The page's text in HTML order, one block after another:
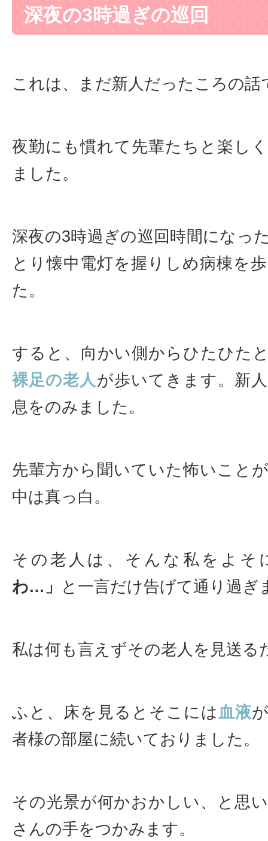
深夜の3時過ぎの巡回
これは、まだ新人だったころの話
夜勤にも慣れて先輩たちと楽し
ました。
深夜の3時過ぎの巡回時間になっ
とり懐中電灯を握りしめ病棟を
た。
すると、向かい側からひたひた
裸足の老人が歩いてきます。新
息をのみました。
先輩方から聞いていた怖いこと
中は真っ白。
その老人は、そんな私をよそ
わ…」
と一言だけ告げて通り過ぎ
私は何も言えずその老人を見送る
ふと、床を見るとそこには血液
者様の部屋に続いておりました。
その光景が何かおかしい、と思
さんの手をつかみます。